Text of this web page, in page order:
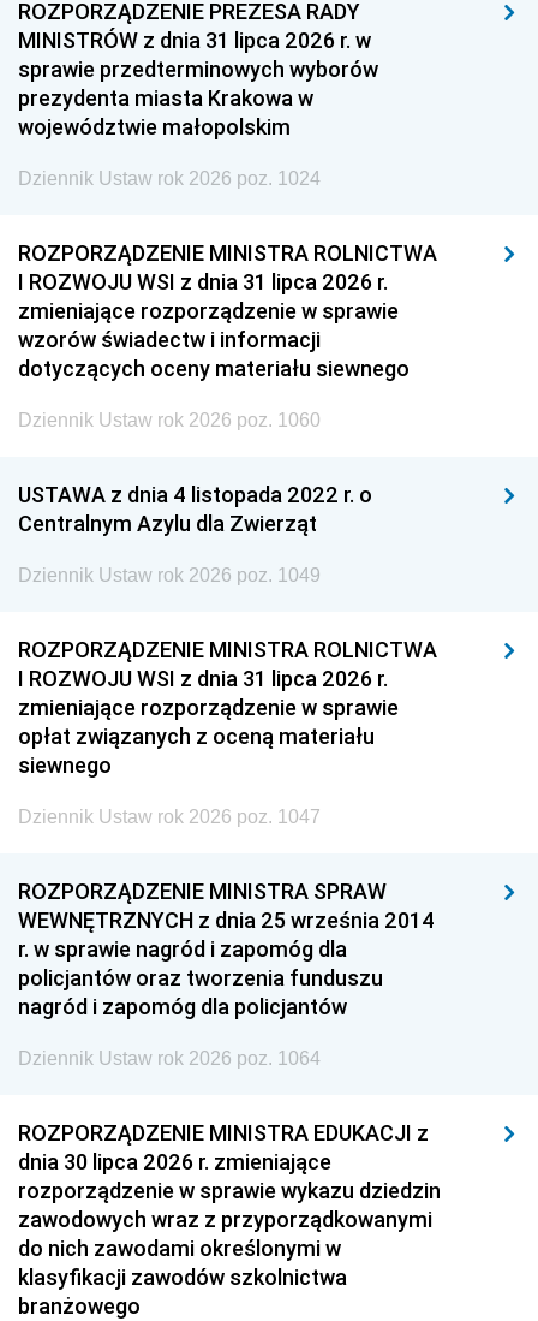
ROZPORZĄDZENIE PREZESA RADY
MINISTRÓW z dnia 31 lipca 2026 r. w
sprawie przedterminowych wyborów
prezydenta miasta Krakowa w
województwie małopolskim
Dziennik Ustaw rok 2026 poz. 1024
ROZPORZĄDZENIE MINISTRA ROLNICTWA
I ROZWOJU WSI z dnia 31 lipca 2026 r.
zmieniające rozporządzenie w sprawie
wzorów świadectw i informacji
dotyczących oceny materiału siewnego
Dziennik Ustaw rok 2026 poz. 1060
USTAWA z dnia 4 listopada 2022 r. o
Centralnym Azylu dla Zwierząt
Dziennik Ustaw rok 2026 poz. 1049
ROZPORZĄDZENIE MINISTRA ROLNICTWA
I ROZWOJU WSI z dnia 31 lipca 2026 r.
zmieniające rozporządzenie w sprawie
opłat związanych z oceną materiału
siewnego
Dziennik Ustaw rok 2026 poz. 1047
ROZPORZĄDZENIE MINISTRA SPRAW
WEWNĘTRZNYCH z dnia 25 września 2014
r. w sprawie nagród i zapomóg dla
policjantów oraz tworzenia funduszu
nagród i zapomóg dla policjantów
Dziennik Ustaw rok 2026 poz. 1064
ROZPORZĄDZENIE MINISTRA EDUKACJI z
dnia 30 lipca 2026 r. zmieniające
rozporządzenie w sprawie wykazu dziedzin
zawodowych wraz z przyporządkowanymi
do nich zawodami określonymi w
klasyfikacji zawodów szkolnictwa
branżowego